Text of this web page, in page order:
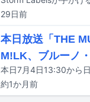
29日前
本日放送「THE
M!LK、ブルーノ
約1か月前